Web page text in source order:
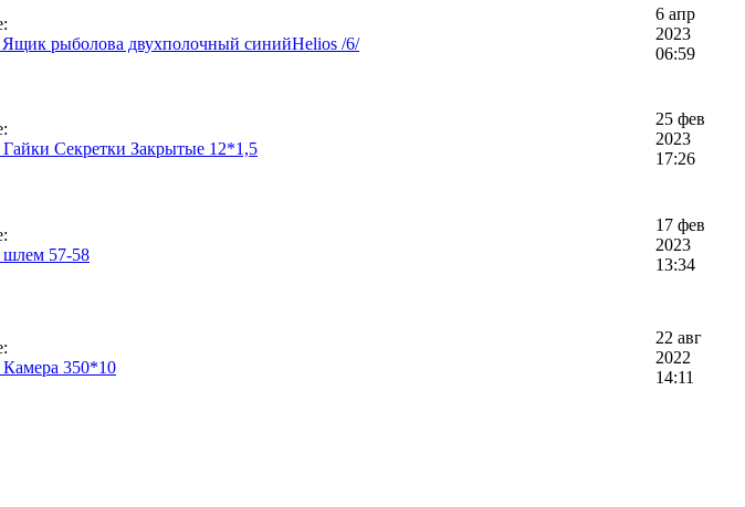
рыболова двухполочный синийHelios /6/
6 апр
2023
06:59
Секретки Закрытые 12*1,5
25 фев
2023
17:26
57-58
17 фев
2023
13:34
350*10
22 авг
2022
14:11